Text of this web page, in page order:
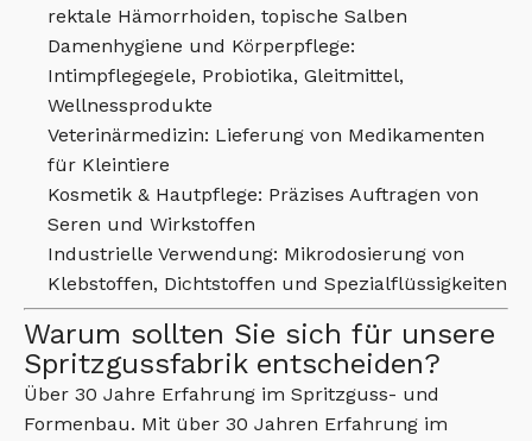
rektale Hämorrhoiden, topische Salben
Damenhygiene und Körperpflege:
Intimpflegegele, Probiotika, Gleitmittel,
Wellnessprodukte
Veterinärmedizin: Lieferung von Medikamenten
für Kleintiere
Kosmetik & Hautpflege: Präzises Auftragen von
Seren und Wirkstoffen
Industrielle Verwendung: Mikrodosierung von
Klebstoffen, Dichtstoffen und Spezialflüssigkeiten
Warum sollten Sie sich für unsere
Spritzgussfabrik entscheiden?
Über 30 Jahre Erfahrung im Spritzguss- und
Formenbau. Mit über 30 Jahren Erfahrung im